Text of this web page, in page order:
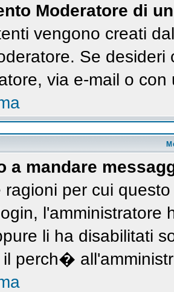
Moderatore di
vengono creati
Se
via e-mail o
a mandare
ragioni per cui
l'amministratore
li ha disabilitati
il perch�